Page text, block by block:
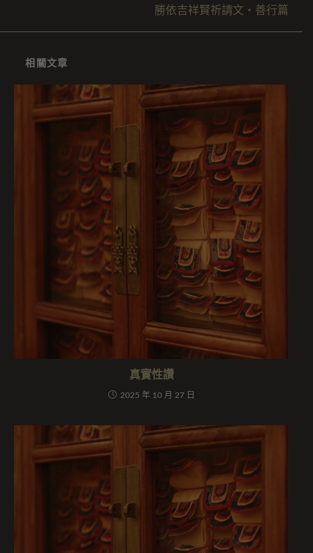
勝依吉祥賢祈請文・善行篇
相關文章
真實性讚
2025 年 10 月 27 日